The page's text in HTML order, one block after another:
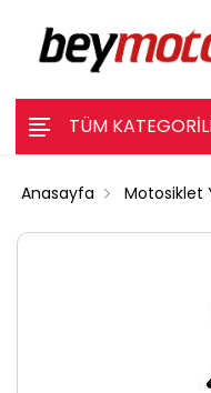
TÜM
Anasayfa Motosiklet